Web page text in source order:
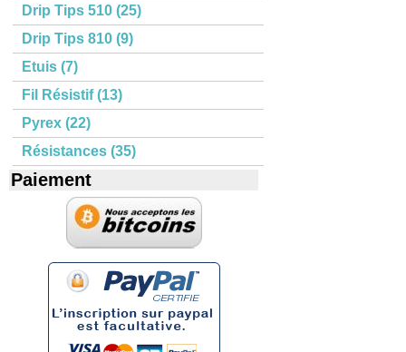
Drip Tips 510 (25)
Drip Tips 810 (9)
Etuis (7)
Fil Résistif (13)
Pyrex (22)
Résistances (35)
Paiement